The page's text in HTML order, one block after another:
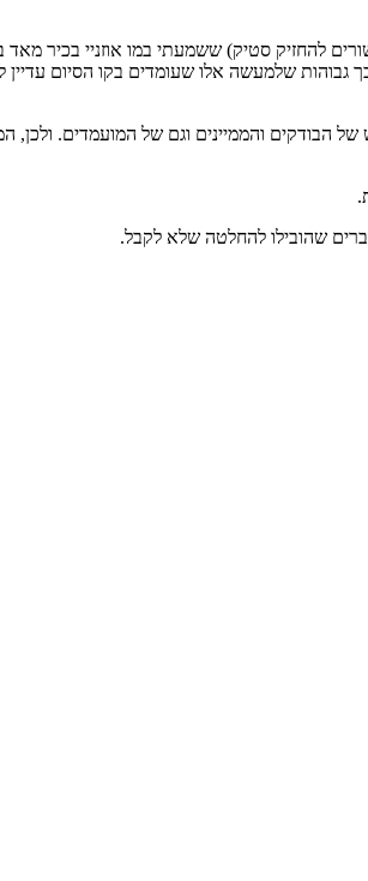
להחזיק סטיק) ששמעתי במו אוזניי בכיר
גבוהות שלמעשה אלו שעומדים בקו הסיום
הבודקים והממיינים וגם של המועמדים.
שהובילו להחלטה שלא לקבל.